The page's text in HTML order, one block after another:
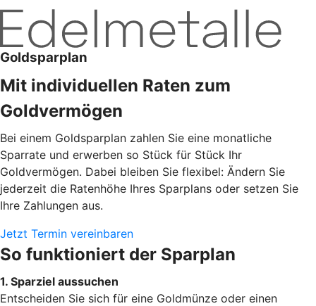
Goldsparplan
Mit individuellen Raten zum
Goldvermögen
Bei einem Goldsparplan zahlen Sie eine monatliche
Sparrate und erwerben so Stück für Stück Ihr
Goldvermögen. Dabei bleiben Sie flexibel: Ändern Sie
jederzeit die Ratenhöhe Ihres Sparplans oder setzen Sie
Ihre Zahlungen aus.
Jetzt Termin vereinbaren
So funktioniert der Sparplan
1. Sparziel aussuchen
Entscheiden Sie sich für eine Goldmünze oder einen